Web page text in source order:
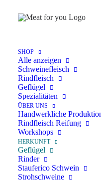
SHOP
Alle anzeigen
Schweinefleisch
Rindfleisch
Geflügel
Spezialitäten
ÜBER UNS
Handwerkliche
Rindfleisch Reifung
Workshops
HERKUNFT
Geflügel
Rinder
Stauferico Schwein
Strohschweine
Unser Geflügel
Das